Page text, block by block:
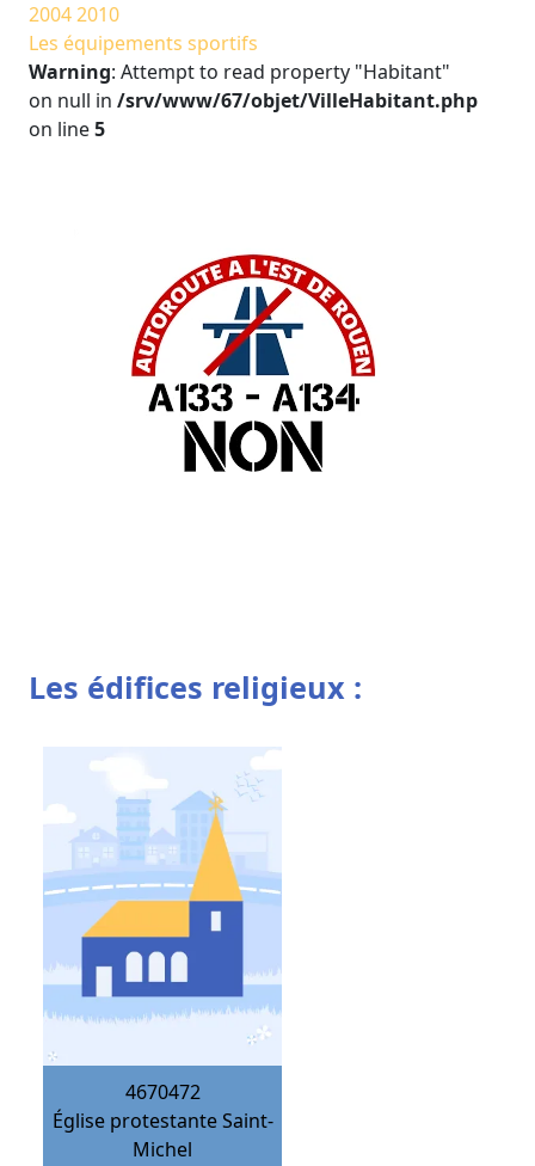
20042010
Les équipements sportifs
Warning: Attempt to read property "Habitant"
on null in /srv/www/67/objet/VilleHabitant.php
on line5
Les édifices religieux :
4670472
Église protestante Saint-
Michel